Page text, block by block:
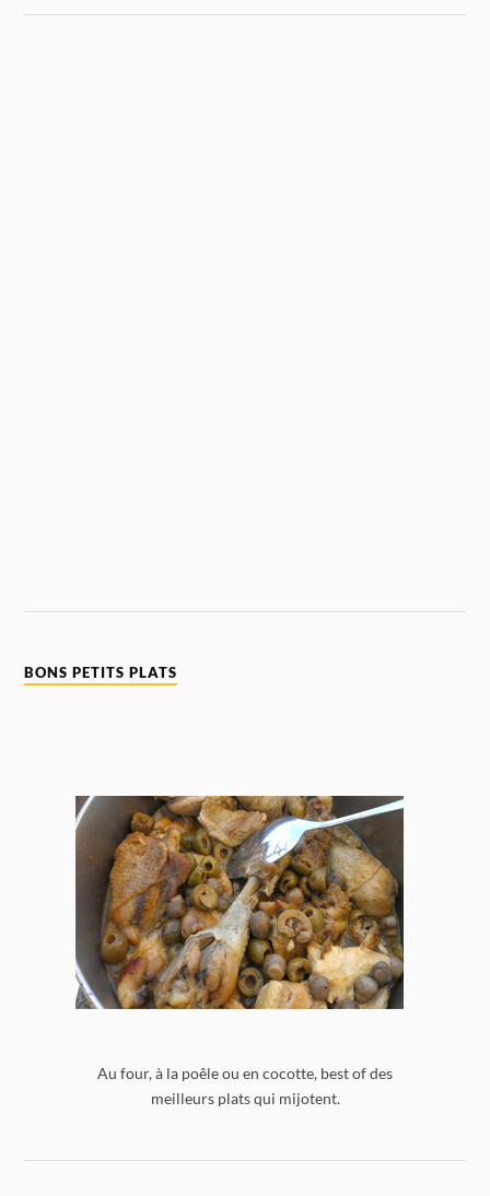
BONS PETITS PLATS
Au four, à la poêle ou en cocotte, best of des
meilleurs plats qui mijotent.